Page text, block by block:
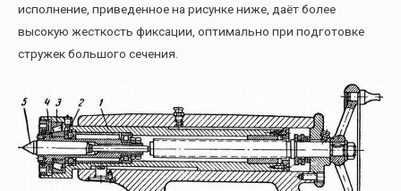
исполнение, приведенное на рисунке ниже, даёт более
высокую жесткость фиксации, оптимально при подготовке
стружек большого сечения.